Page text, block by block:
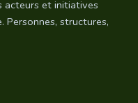
acteurs et initiatives
Personnes, structures,